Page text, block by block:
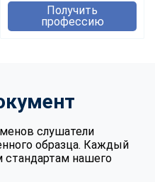
Получить
профессию
слушатели
образца. Каждый
стандартам нашего